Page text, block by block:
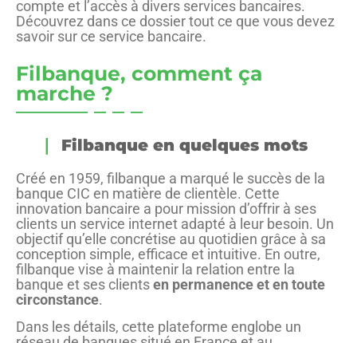
compte et l’accès à divers services bancaires.
Découvrez dans ce dossier tout ce que vous devez
savoir sur ce service bancaire.
Filbanque, comment ça
marche ?
Filbanque en quelques mots
Créé en 1959, filbanque a marqué le succès de la
banque CIC en matière de clientèle. Cette
innovation bancaire a pour mission d’offrir à ses
clients un service internet adapté à leur besoin. Un
objectif qu’elle concrétise au quotidien grâce à sa
conception simple, efficace et intuitive. En outre,
filbanque vise à maintenir la relation entre la
banque et ses clientsen permanence et en toute
circonstance.
Dans les détails, cette plateforme englobe un